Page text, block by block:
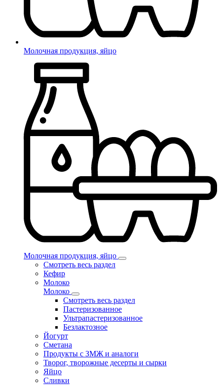
Молочная продукция, яйцо
Молочная продукция, яйцо
Смотреть весь раздел
Кефир
Молоко
Молоко
Смотреть весь раздел
Пастеризованное
Ультрапастеризованное
Безлактозное
Йогурт
Сметана
Продукты с ЗМЖ и аналоги
Творог, творожные десерты и сырки
Яйцо
Сливки